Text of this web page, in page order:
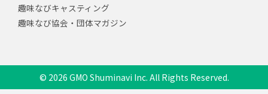
趣味なびキャスティング
趣味なび協会・団体マガジン
© 2026 GMO Shuminavi Inc. All Rights Reserved.